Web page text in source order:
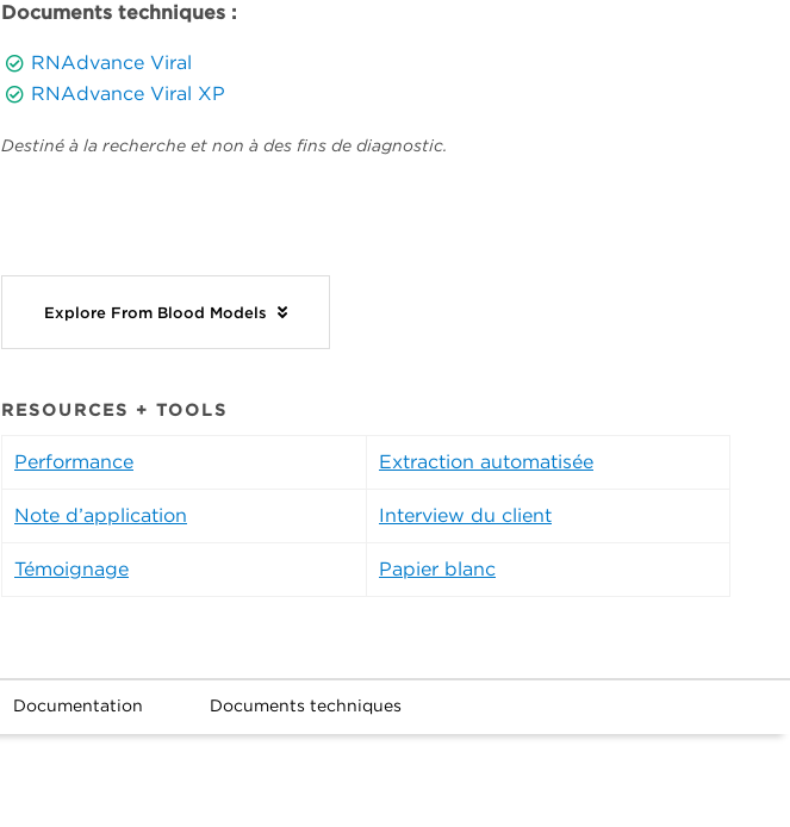
Documents techniques :
RNAdvance Viral
RNAdvance Viral XP
Destiné à la recherche et non à des fins de diagnostic.
Explore From Blood Models
RESOURCES + TOOLS
Performance Extraction automatisée
Note d’application Interview du client
Témoignage Papier blanc
Documentation Documents techniques